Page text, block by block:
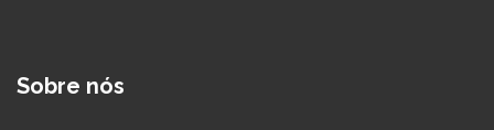
Sobre nós